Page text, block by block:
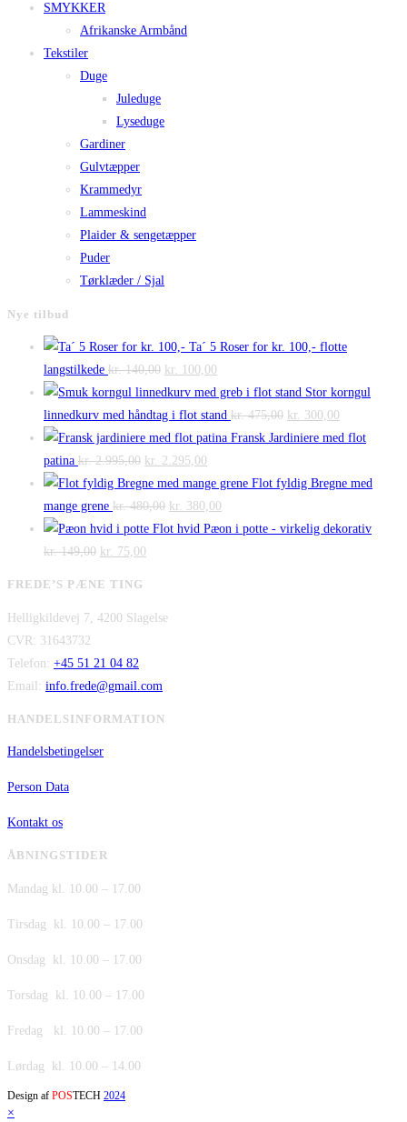
SMYKKER
Afrikanske Armbånd
Tekstiler
Duge
Juleduge
Lyseduge
Gardiner
Gulvtæpper
Krammedyr
Lammeskind
Plaider & sengetæpper
Puder
Tørklæder / Sjal
Nye tilbud
Ta´ 5 Roser for kr. 100,- flotte
langstilkede kr.140,00 Den
oprindelige
pris
var:
kr. 140,00.
kr. 100,00
aktuelle
pris
er:
Stor korngul
linnedkurv med håndtag i flot stand kr.475,00 Den
oprindelige
var:
kr. 300,00
aktuelle
er:
Fransk Jardiniere med flot
patina kr.2.995,00 Den
oprindelige
pris
var:
kr. 2.995,00.
kr. 2.295,00
aktuelle
pris
er:
Flot fyldig Bregne med
mange grene kr.480,00 Den
oprindelige
kr. 380,00
aktuelle
Flot hvid Pæon i potte - virkelig dekorativ
kr.149,00 Den
var:
kr. 75,00
er:
FREDE’S PÆNE TING
Helligkildevej 7, 4200 Slagelse
CVR: 31643732
Telefon: +45 51 21 04 82
Email: info.frede@gmail.com
HANDELSINFORMATION
Handelsbetingelser
Person Data
Kontakt os
ÅBNINGSTIDER
Mandag kl. 10.00 – 17.00
Tirsdag kl. 10.00 – 17.00
Onsdag kl. 10.00 – 17.00
Torsdag kl. 10.00 – 17.00
Fredag kl. 10.00 – 17.00
Lørdag kl. 10.00 – 14.00
Design af POSTECH 2024
×